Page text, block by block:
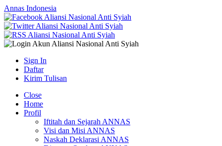
Annas Indonesia
Sign In
Daftar
Kirim Tulisan
Close
Home
Profil
Iftitah dan Sejarah ANNAS
Visi dan Misi ANNAS
Naskah Deklarasi ANNAS